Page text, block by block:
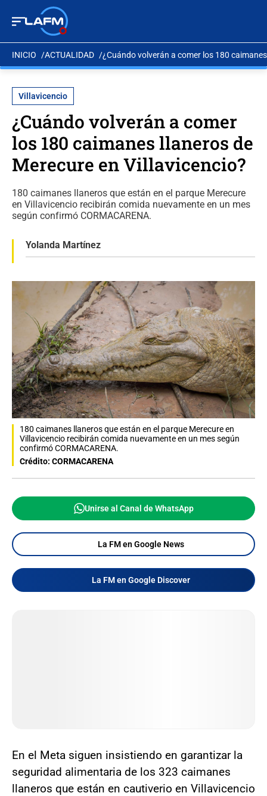
INICIO ACTUALIDAD ¿Cuándo volverán a comer los 180
Villavicencio
¿Cuándo volverán a comer
los 180 caimanes llaneros de
Merecure en Villavicencio?
180 caimanes llaneros que están en el parque Merecure
en Villavicencio recibirán comida nuevamente en un mes
según confirmó CORMACARENA.
Yolanda Martínez
180 caimanes llaneros que están en el parque Merecure en
Villavicencio recibirán comida nuevamente en un mes según
confirmó CORMACARENA.
Crédito: CORMACARENA
Unirse al Canal de WhatsApp
La FM en Google News
La FM en Google Discover
En el Meta siguen insistiendo en garantizar la
seguridad alimentaria de los 323 caimanes
llaneros que están en cautiverio en Villavicencio